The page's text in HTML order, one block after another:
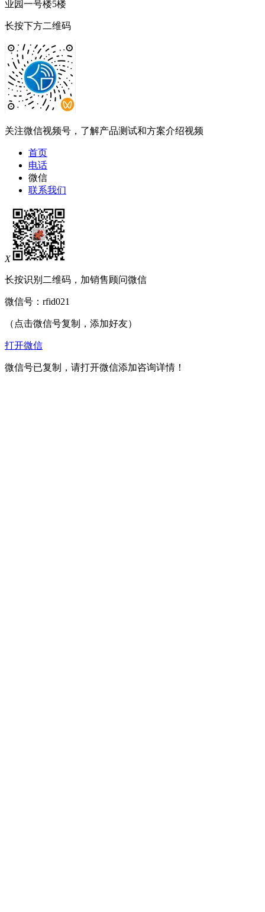
业园一号楼5楼
长按下方二维码
关注微信视频号，了解产品测试和方案介绍视频
首页
电话
微信
联系我们
X
长按识别二维码，加销售顾问微信
微信号： rfid021
（点击微信号复制，添加好友）
打开微信
微信号已复制，请打开微信添加咨询详情！